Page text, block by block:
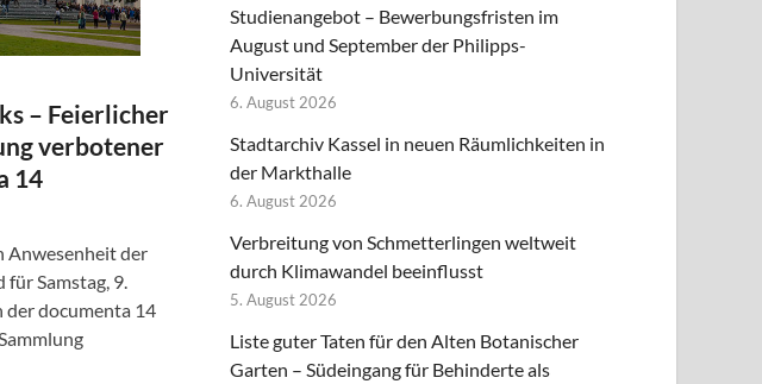
– Feierlicher
verbotener
14
Anwesenheit der
Samstag, 9.
der documenta 14
Studienangebot – Bewerbungsfristen im
August und September der Philipps-
Universität
6. August 2026
Stadtarchiv Kassel in neuen Räumlichkeiten in
der Markthalle
6. August 2026
Verbreitung von Schmetterlingen weltweit
durch Klimawandel beeinflusst
5. August 2026
Liste guter Taten für den Alten Botanischer
Garten – Südeingang für Behinderte als